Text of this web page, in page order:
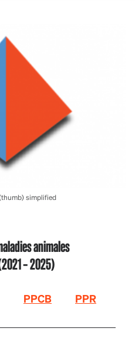
simplified
animales
– 2025)
PPCB PPR